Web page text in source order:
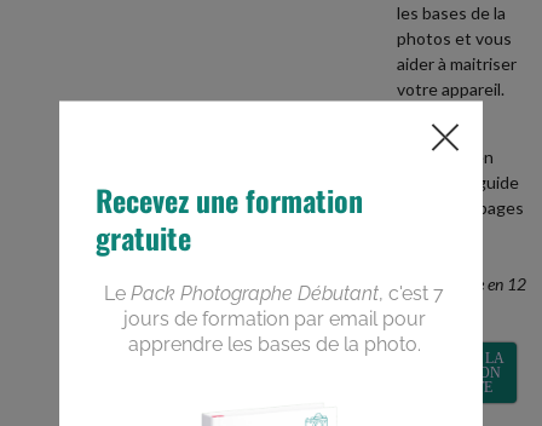
les bases de la
photos et vous
aider à maitriser
votre appareil.
recevez en
BONUS le guide
PDF de 40 pages
photographe en 12
semaines
RECEVOIR LA
FORMATION
GRATUITE